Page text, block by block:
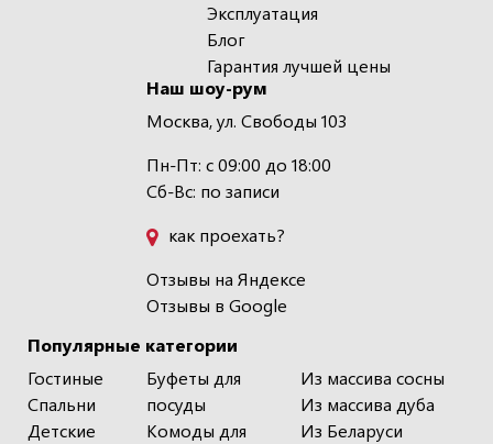
Популярные категории
Гостиные
Спальни
Детские
Буфеты для
посуды
Комоды для
Из массива сосны
Из массива дуба
Из Беларуси
Эксплуатация
Блог
Гарантия лучшей цены
Наш шоу-рум
Москва, ул. Свободы 103
Пн-Пт: с 09:00 до 18:00
Сб-Вс: по записи
как проехать?
Отзывы на Яндексе
Отзывы в Google